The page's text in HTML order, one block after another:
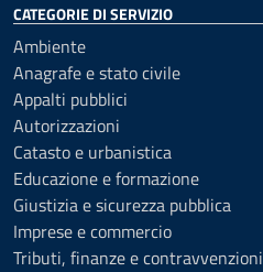
CATEGORIE DI SERVIZIO
Ambiente
Anagrafe e stato civile
Appalti pubblici
Autorizzazioni
Catasto e urbanistica
Educazione e formazione
Giustizia e sicurezza pubblica
Imprese e commercio
Tributi, finanze e contravvenzioni